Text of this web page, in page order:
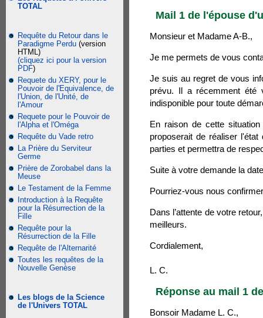
TOTAL
Requête du Retour dans le
Paradigme Perdu (version
HTML)
(cliquez ici pour la version
PDF)
Requete du XERY, pour le
Pouvoir de l'Equivalence, de
l'Union, de l'Unité, de
l'Amour
Requete pour le Pouvoir de
l'Alpha et l'Oméga
Requête du Vade retro
La Prière du Serviteur
Germe
Prière de Zorobabel dans la
Meuse
Le Testament de la Femme
Introduction à la Requête
pour la Résurrection de la
Fille
Requête pour la
Résurrection de la Fille
Requête de l'Alternarité
Toutes les requêtes de la
Nouvelle Genèse
Les blogs de la Science
de l'Univers TOTAL
Mail 1 de l'épouse
Monsieur et Madame A-B.,
Je me permets de vous
Je suis au regret de vous
prévu. Il a récemment été
indisponible pour toute
En raison de cette
proposerait de réaliser
parties et permettra de
Suite à votre demande la
Pourriez-vous nous
Dans l’attente de votre
meilleurs.
Cordialement,
L. C.
Réponse au mail 1
Bonsoir Madame L. C.,